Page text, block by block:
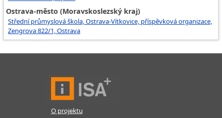
Ostrava-město (Moravskoslezský kraj)
Střední průmyslová škola, Ostrava-Vítkovice, příspěvková organizace,
Zengrova 822/1, Ostrava
O projektu